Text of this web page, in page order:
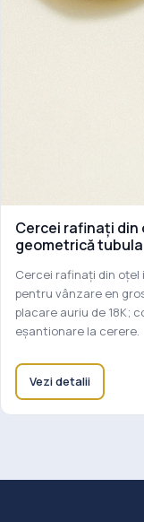
Cercei rafinați
geometrică
Cercei rafinați din oțel
pentru vânzare en
placare auriu de 18K;
eșantionare la cerere.
Vezi detalii